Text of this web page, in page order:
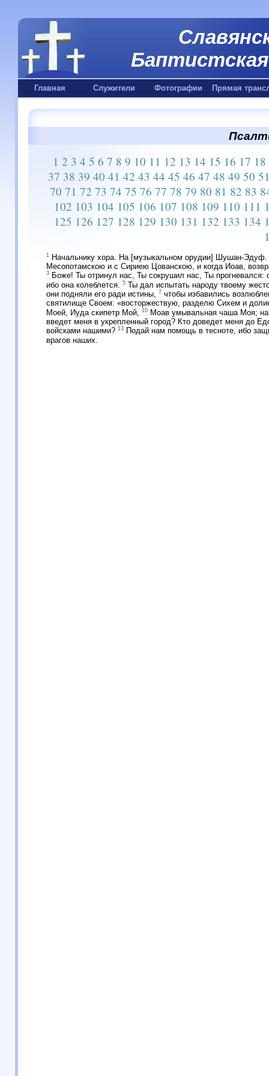
Главная Служители Фотографии Прямая
1 2 3 4 5 6 7 8 9 10 11 12 13 14 15 16 17 18
37 38 39 40 41 42 43 44 45 46 47 48 49 50
70 71 72 73 74 75 76 77 78 79 80 81 82 83
102 103 104 105 106 107 108 109 110 111
125 126 127 128 129 130 131 132 133 134
1 Начальнику хора. На [музыкальном орудии] Шушан-
Месопотамскою и с Сириею Цованскою, и когда Иоав,
3 Боже! Ты отринул нас, Ты сокрушил нас, Ты прогневался:
ибо она колеблется.
5 Ты дал испытать народу твоему
они подняли его ради истины, 7 чтобы избавились
святилище Своем: «восторжествую, разделю Сихем и
Моей, Иуда скипетр Мой,
10 Моав умывальная чаша Моя;
введет меня в укрепленный город? Кто доведет меня до
войсками нашими? 13 Подай нам помощь в тесноте, ибо
врагов наших.